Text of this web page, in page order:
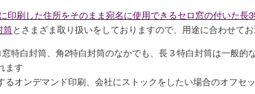
印刷した住所をそのまま宛名に使用できるセロ窓の付いた長
筒とさまざま取り扱いをしておりますので、用途に合わせて
特白封筒、角2特白封筒のなかでも、長３特白封筒は一般
ます
るオンデマンド印刷、会社にストックをしたい場合のオフセ